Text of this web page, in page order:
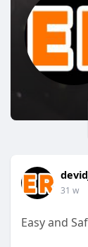
31 w
Easy and